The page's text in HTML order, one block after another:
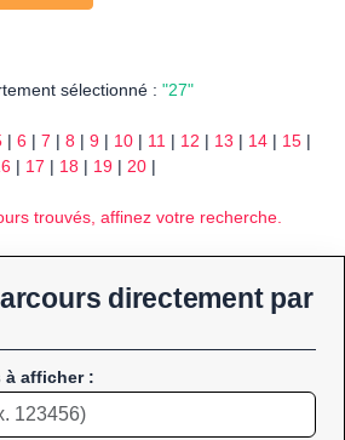
sélectionné : "27"
| 6 | 7 | 8 | 9 | 10 | 11 | 12 | 13 | 14 | 15 |
| 17 | 18 | 19 | 20 |
trouvés, affinez votre recherche.
directement par
à afficher :